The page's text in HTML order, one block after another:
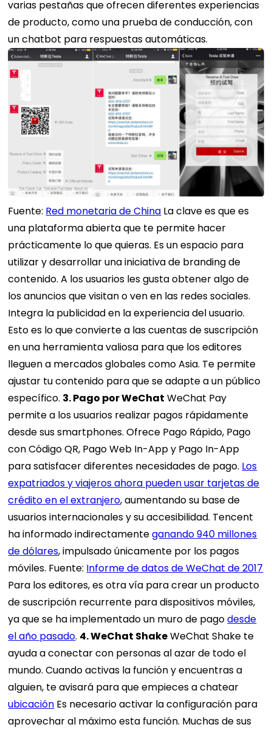
varias pestañas que ofrecen diferentes experiencias
de producto, como una prueba de conducción, con
un chatbot para respuestas automáticas.
Fuente: Red monetaria de China La clave es que es
una plataforma abierta que te permite hacer
prácticamente lo que quieras. Es un espacio para
utilizar y desarrollar una iniciativa de branding de
contenido. A los usuarios les gusta obtener algo de
los anuncios que visitan o ven en las redes sociales.
Integra la publicidad en la experiencia del usuario.
Esto es lo que convierte a las cuentas de suscripción
en una herramienta valiosa para que los editores
lleguen a mercados globales como Asia. Te permite
ajustar tu contenido para que se adapte a un público
específico. 3. Pago por WeChat WeChat Pay
permite a los usuarios realizar pagos rápidamente
desde sus smartphones. Ofrece Pago Rápido, Pago
con Código QR, Pago Web In-App y Pago In-App
para satisfacer diferentes necesidades de pago. Los
expatriados y viajeros ahora pueden usar tarjetas de
crédito en el extranjero, aumentando su base de
usuarios internacionales y su accesibilidad. Tencent
ha informado indirectamenteganando 940 millones
de dólares, impulsado únicamente por los pagos
móviles. Fuente: Informe de datos de WeChat de 2017
Para los editores, es otra vía para crear un producto
de suscripción recurrente para dispositivos móviles,
ya que se ha implementado un muro de pagodesde
el año pasado. 4. WeChat ShakeWeChat Shake te
ayuda a conectar con personas al azar de todo el
mundo. Cuando activas la función y encuentras a
alguien, te avisará para que empieces a chatear
ubicación Es necesario activar la configuración para
aprovechar al máximo esta función. Muchas de sus